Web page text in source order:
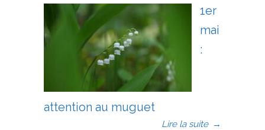
1er
mai
:
attention au muguet
Lire la suite →